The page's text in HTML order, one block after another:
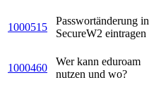
1000515
Passwortänderung in
SecureW2 eintragen
1000460
Wer kann eduroam
nutzen und wo?